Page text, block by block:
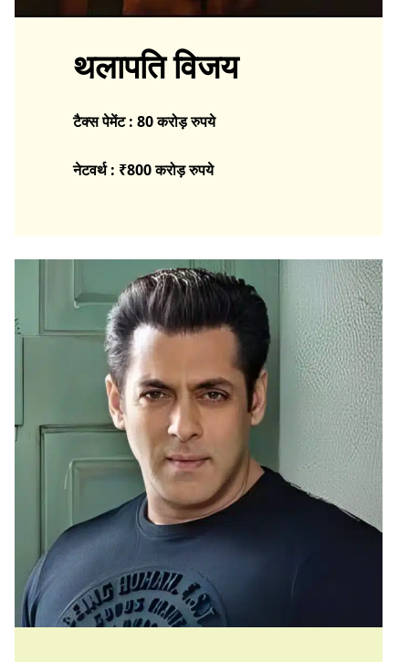
थलापति विजय
टैक्स पेमेंट : 80 करोड़ रुपये
नेटवर्थ : ₹800 करोड़रुपये